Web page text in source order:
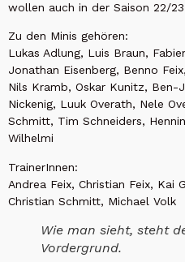
wollen auch in der Saison 22/
Zu den Minis gehören:
Lukas Adlung, Luis Braun,
Jonathan Eisenberg, Benno
Nils Kramb, Oskar Kunitz, Ben-
Nickenig, Luuk Overath, Nele
Schmitt, Tim Schneiders,
Wilhelmi
TrainerInnen:
Andrea Feix, Christian Feix, Kai
Christian Schmitt, Michael Volk
Wie man sieht, steht
Vordergrund.